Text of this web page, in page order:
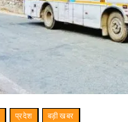
प्रदेश बड़ी खबर